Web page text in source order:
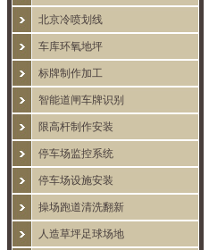
北京冷喷划线
车库环氧地坪
标牌制作加工
智能道闸车牌识别
限高杆制作安装
停车场监控系统
停车场设施安装
操场跑道清洗翻新
人造草坪足球场地